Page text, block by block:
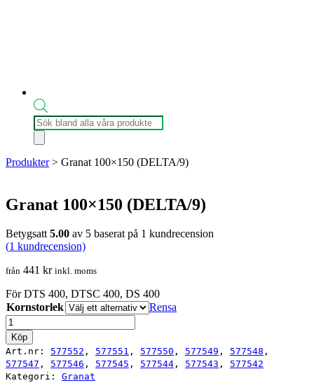
Produktsökning
Produkter> Granat 100×150 (DELTA/9)
Granat 100×150 (DELTA/9)
Betygsatt5.00 av 5 baserat på 1 kundrecension
(1 kundrecension)
från 441 kr inkl. moms
För DTS 400, DTSC 400, DS 400
Kornstorlek
Rensa
Granat
100x150
(DELTA/9)
mängd
Köp
Art.nr: 577552 , 577551 , 577550 , 577549 , 577548 ,
577547 , 577546 , 577545 , 577544 , 577543 , 577542
Kategori: Granat